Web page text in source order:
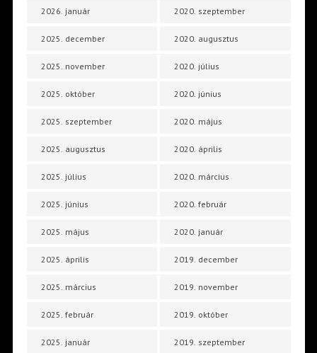
2026. január
2025. december
2025. november
2025. október
2025. szeptember
2025. augusztus
2025. július
2025. június
2025. május
2025. április
2025. március
2025. február
2025. január
2020. szeptember
2020. augusztus
2020. július
2020. június
2020. május
2020. április
2020. március
2020. február
2020. január
2019. december
2019. november
2019. október
2019. szeptember